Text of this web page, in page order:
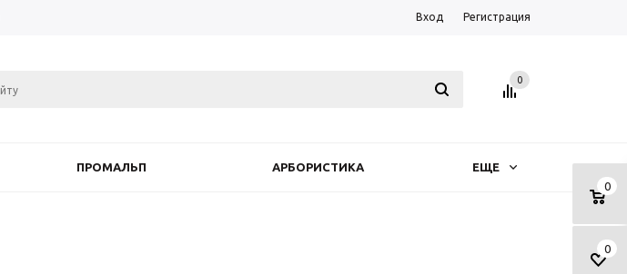
Вход Регистрация
0
0
0
ПРОМАЛЬП АРБОРИСТИКА ЕЩЕ